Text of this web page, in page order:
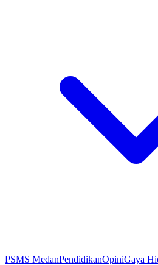
PSMS MedanPendidikanOpiniGaya